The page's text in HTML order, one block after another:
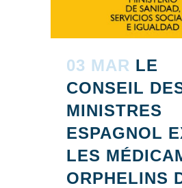
03 MAR LE
CONSEIL
MINISTRES
ESPAGNOL
LES
ORPHELINS